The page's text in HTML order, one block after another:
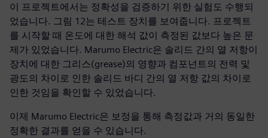
이 프로젝트에서는 정확성을 검증하기 위한 실험도 수행되
었습니다. 그림 12는 테스트 장치를 보여줍니다. 프로젝트
를 시작할 때 온도에 대한 해석 값이 측정된 값보다 높은 문
제가 있었습니다. Marumo Electric은 솔리드 간의 열 저항이
장치에 대한 그리스(grease)의 영향과 컴포넌트의 전력 및
광도의 차이로 인한 솔리드 바디 간의 열 저항 값의 차이로
인한 것임을 확인할 수 있었습니다.
이제 Marumo Electric은 보정을 통해 측정값과 거의 동일한
정확한 결과를 얻을 수 있습니다.